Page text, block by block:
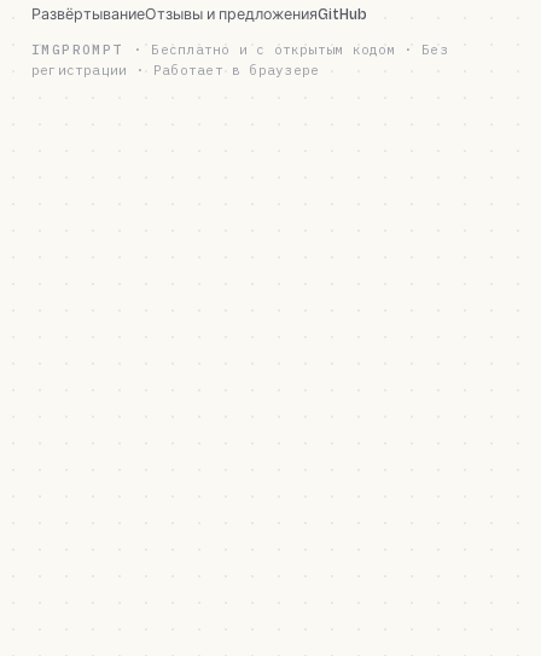
РазвёртываниеОтзывы и предложенияGitHub
IMGPROMPT · Бесплатно и с открытым кодом · Без
регистрации · Работает в браузере